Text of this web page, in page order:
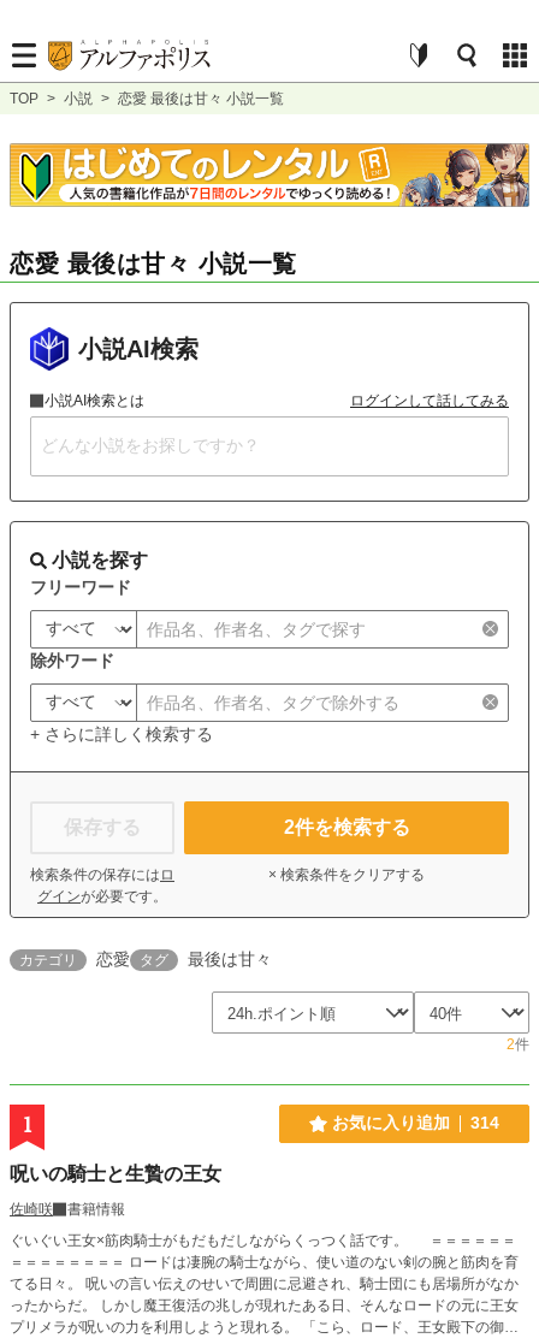
TOP > 小説 > 恋愛 最後は甘々 小説一覧
恋愛 最後は甘々 小説一覧
小説AI検索
小説AI検索とは ログインして話してみる
小説を探す
フリーワード
除外ワード
+ さらに詳しく検索する
保存する
検索条件の保存には ロ
グインが必要です。
2件を検索する
× 検索条件をクリアする
カテゴリ 恋愛 タグ 最後は甘々
2件
1 お気に入り追加 314
呪いの騎士と生贄の王女
佐崎咲
書籍情報
ぐいぐい王女×筋肉騎士がもだもだしながらくっつく話です。 ＝＝＝＝＝＝
＝＝＝＝＝＝＝＝ ロードは凄腕の騎士ながら、使い道のない剣の腕と筋肉を育
てる日々。 呪いの言い伝えのせいで周囲に忌避され、騎士団にも居場所がなか
ったからだ。 しかし魔王復活の兆しが現れたある日、そんなロードの元に王女
プリメラが呪いの力を利用しようと現れる。 「こら、ロード、王女殿下の御前